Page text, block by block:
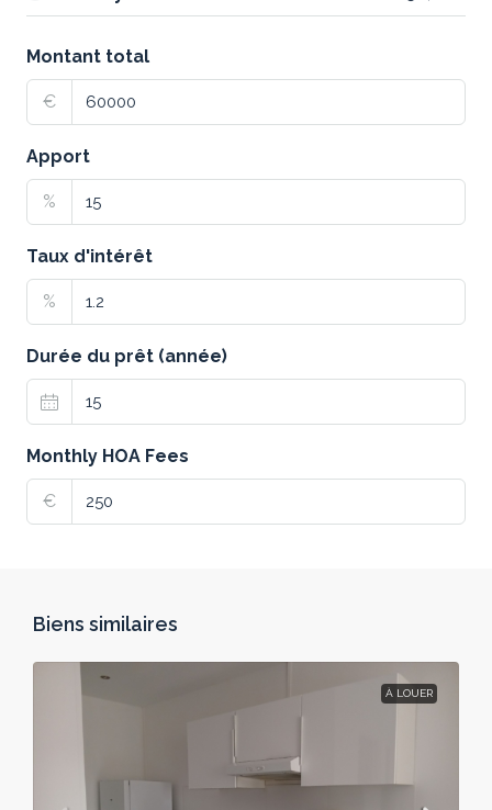
Montant total
€
Apport
%
Taux d'intérêt
%
Durée du prêt (année)
Monthly HOA Fees
€
Biens similaires
À LOUER